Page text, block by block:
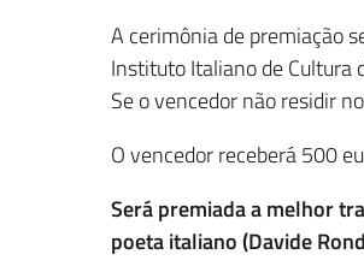
A cerimônia de premiação
Instituto Italiano de Cultura
Se o vencedor não residir
O vencedor receberá 500
Será premiada a melhor
poeta italiano (Davide